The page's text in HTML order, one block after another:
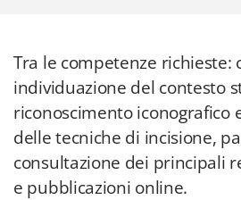
Tra le competenze richieste:
individuazione del contesto
riconoscimento iconografico
delle tecniche di incisione,
consultazione dei principali
e pubblicazioni online.